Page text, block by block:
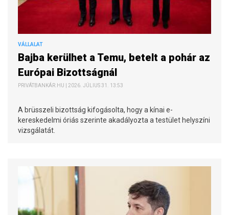
VÁLLALAT
Bajba kerülhet a Temu, betelt a pohár az
Európai Bizottságnál
PRIVÁTBANKÁR.HU | 2026. JÚLIUS 31. 13:53
A brüsszeli bizottság kifogásolta, hogy a kínai e-
kereskedelmi óriás szerinte akadályozta a testület helyszíni
vizsgálatát.